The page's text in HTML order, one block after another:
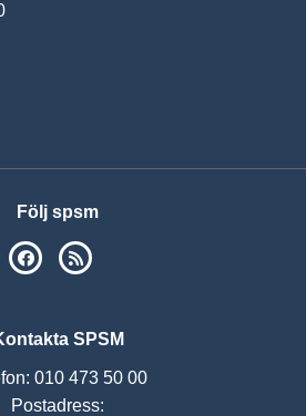
Följ spsm
SPSM på Facebook
SPSM
010 473 50 00
Postadress: